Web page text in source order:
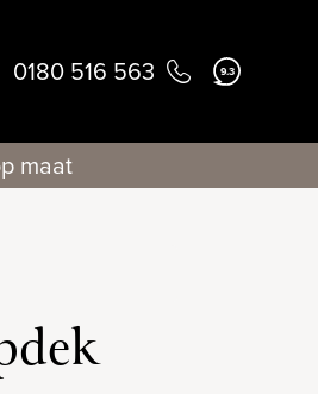
0180 516 563 9.3
maat